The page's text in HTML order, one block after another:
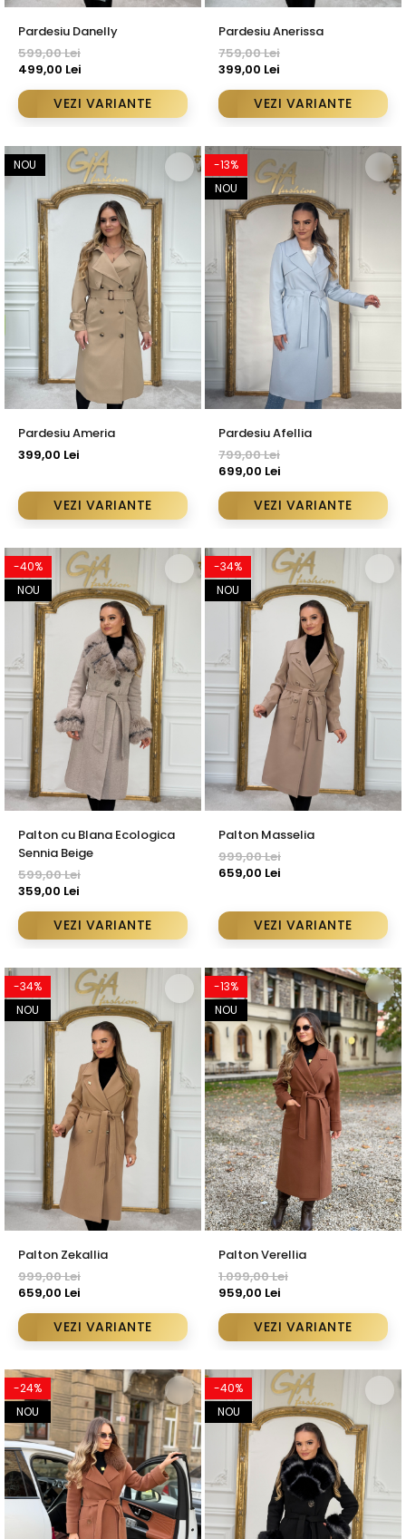
Pardesiu Danelly
599,00 Lei
499,00 Lei
VEZI VARIANTE
Pardesiu Anerissa
759,00 Lei
399,00 Lei
VEZI VARIANTE
NOU
Pardesiu Ameria
399,00 Lei
VEZI VARIANTE
-13%
NOU
Pardesiu Afellia
799,00 Lei
699,00 Lei
VEZI VARIANTE
-40%
NOU
Palton cu Blana Ecologica
Sennia Beige
599,00 Lei
359,00 Lei
VEZI VARIANTE
-34%
NOU
Palton Masselia
999,00 Lei
659,00 Lei
VEZI VARIANTE
-34%
NOU
Palton Zekallia
999,00 Lei
659,00 Lei
VEZI VARIANTE
-13%
NOU
Palton Verellia
1.099,00 Lei
959,00 Lei
VEZI VARIANTE
-24%
NOU
-40%
NOU